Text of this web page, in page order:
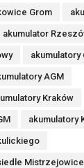
Grom
akumulator
akumulatory
AGM
Kraków
akumulatory
Mistrzejowice